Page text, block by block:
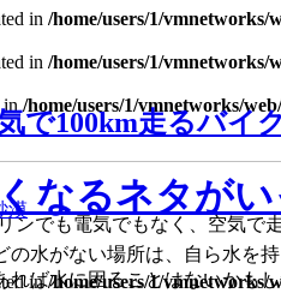
in /home/users/1/
in /home/users/1/
in/home/users/1/vmnetworks/
なるネタがい
in/home/users/1/
で100km走るバイ
ンでも電気でもなく、空気で
漠
の水がない場所は、自ら水を
れば水に困ることはないかも